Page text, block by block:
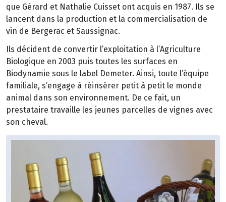
que Gérard et Nathalie Cuisset ont acquis en 1987. Ils se
lancent dans la production et la commercialisation de
vin de Bergerac et Saussignac.
Ils décident de convertir l’exploitation à l’Agriculture
Biologique en 2003 puis toutes les surfaces en
Biodynamie sous le label Demeter. Ainsi, toute l’équipe
familiale, s’engage à réinsérer petit à petit le monde
animal dans son environnement. De ce fait, un
prestataire travaille les jeunes parcelles de vignes avec
son cheval.